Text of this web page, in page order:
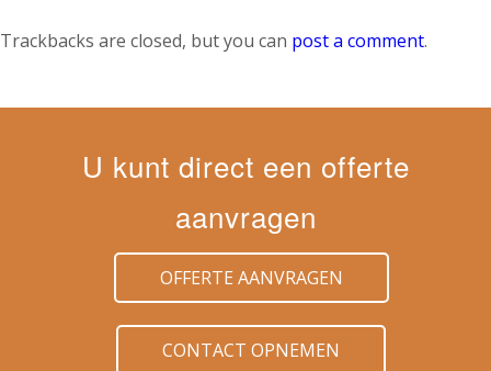
Trackbacks are closed, but you can post a comment.
U kunt direct een offerte
aanvragen
OFFERTE AANVRAGEN
CONTACT OPNEMEN